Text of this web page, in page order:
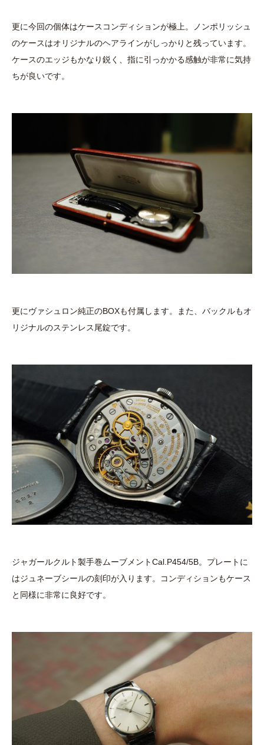
更に今回の個体はケースコンディションが極上。ノンポリッシュ
のケースはオリジナルのヘアラインがしっかりと残っています。
ケースのエッジもかなり鋭く、指に引っかかる感触が非常に気持
ちが良いです。
更にヴァシュロン純正のBOXも付属します。また、バックルもオ
リジナルのステンレス尾錠です。
ジャガールクルト製手巻ムーブメントCal.P454/5B。プレートに
はジュネーブシールの刻印が入ります。コンディションもケース
と同様に非常に良好です。